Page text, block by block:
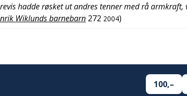
hadde røsket ut andres tenner med rå armkraft,
Wiklunds barnebarn 272 2004)
100,–